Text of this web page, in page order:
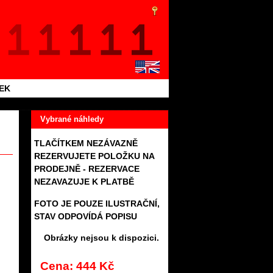
Vybrané náhledy
TLAČÍTKEM NEZÁVAZNĚ
REZERVUJETE POLOŽKU NA
PRODEJNĚ - REZERVACE
NEZAVAZUJE K PLATBĚ
FOTO JE POUZE ILUSTRAČNÍ,
STAV ODPOVÍDÁ POPISU
Obrázky nejsou k dispozici.
Cena: 444 Kč